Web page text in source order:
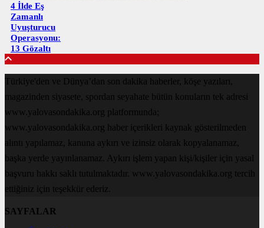
4 İlde Eş
Zamanlı
Uyuşturucu
Operasyonu:
13 Gözaltı
Türkiye'den ve Dünya’dan son dakika haberler, köşe yazıları,
magazinden siyasete, spordan seyahate bütün konuların tek adresi
www.yalovasondakika.org platformunda;
www.yalovasondakika.org haber içerikleri kaynak gösterilmeden
alıntı yapılamaz, kanuna aykırı ve izinsiz olarak kopyalanamaz,
başka yerde yayınlanamaz. Aykırı işlem yapan kişi/kişiler için yasal
başvuru hakkı saklı tutulmaktadır. www.yalovasondakika.org tercih
ettiğiniz için teşekkür ederiz.
SAYFALAR